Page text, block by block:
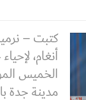
كتبت –
أنغام،
مدينة جدة